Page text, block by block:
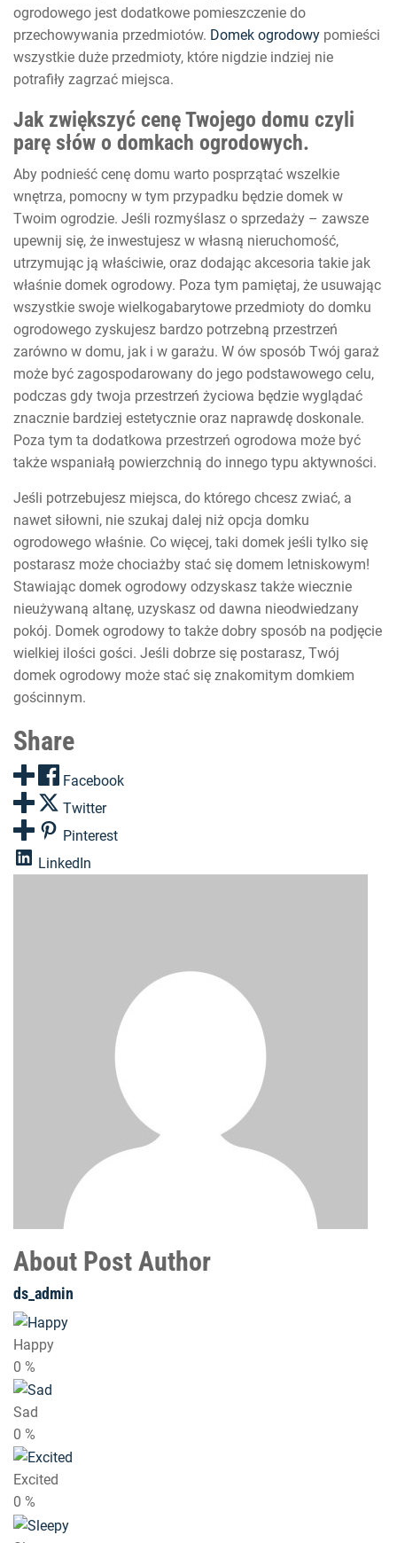
ogrodowego jest dodatkowe pomieszczenie do
przechowywania przedmiotów. Domek ogrodowy pomieści
wszystkie duże przedmioty, które nigdzie indziej nie
potrafiły zagrzać miejsca.
Jak zwiększyć cenę Twojego domu czyli
parę słów o domkach ogrodowych.
Aby podnieść cenę domu warto posprzątać wszelkie
wnętrza, pomocny w tym przypadku będzie domek w
Twoim ogrodzie. Jeśli rozmyślasz o sprzedaży – zawsze
upewnij się, że inwestujesz w własną nieruchomość,
utrzymując ją właściwie, oraz dodając akcesoria takie jak
właśnie domek ogrodowy. Poza tym pamiętaj, że usuwając
wszystkie swoje wielkogabarytowe przedmioty do domku
ogrodowego zyskujesz bardzo potrzebną przestrzeń
zarówno w domu, jak i w garażu. W ów sposób Twój garaż
może być zagospodarowany do jego podstawowego celu,
podczas gdy twoja przestrzeń życiowa będzie wyglądać
znacznie bardziej estetycznie oraz naprawdę doskonale.
Poza tym ta dodatkowa przestrzeń ogrodowa może być
także wspaniałą powierzchnią do innego typu aktywności.
Jeśli potrzebujesz miejsca, do którego chcesz zwiać, a
nawet siłowni, nie szukaj dalej niż opcja domku
ogrodowego właśnie. Co więcej, taki domek jeśli tylko się
postarasz może chociażby stać się domem letniskowym!
Stawiając domek ogrodowy odzyskasz także wiecznie
nieużywaną altanę, uzyskasz od dawna nieodwiedzany
pokój. Domek ogrodowy to także dobry sposób na podjęcie
wielkiej ilości gości. Jeśli dobrze się postarasz, Twój
domek ogrodowy może stać się znakomitym domkiem
gościnnym.
Share
Facebook
Twitter
Pinterest
LinkedIn
About Post Author
ds_admin
Happy
0 %
Sad
0 %
Excited
0 %